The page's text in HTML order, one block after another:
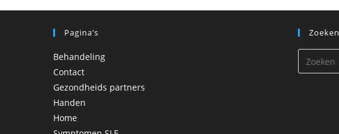
Pagina’s
Behandeling
Contact
Gezondheids partners
Handen
Home
Zoeken